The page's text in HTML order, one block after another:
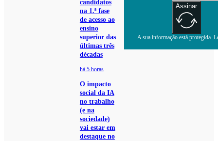
candidatos
na 1.ª fase
de acesso ao
ensino
superior das
últimas três
décadas
há 5 horas
O impacto
social da IA
no trabalho
(e na
sociedade)
vai estar em
destaque no
Assinar
A sua informação está protegida.